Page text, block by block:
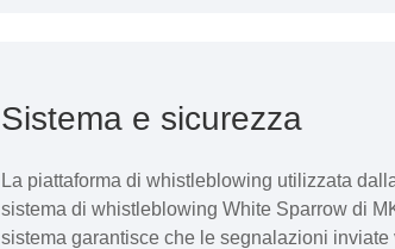
Sistema e sicurezza
La piattaforma di whistleblowing utilizzata
sistema di whistleblowing White Sparrow di
sistema garantisce che le segnalazioni